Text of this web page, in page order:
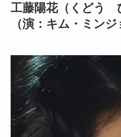
工藤陽花（くどう
（演：キム・ミンジ